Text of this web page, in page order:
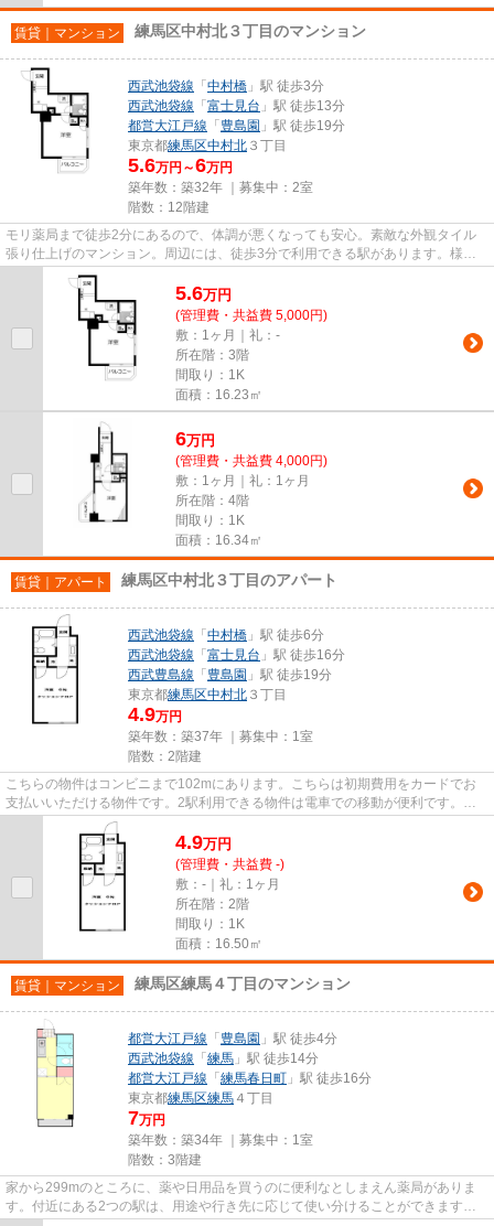
賃貸｜マンション 練馬区中村北３丁目のマンション
西武池袋線 「 中村橋 」駅 徒歩3分
西武池袋線 「 富士見台 」駅 徒歩13分
都営大江戸線 「 豊島園 」駅 徒歩19分
東京都練馬区中村北 ３丁目
5.6万円～6万円
築年数：築32年 ｜募集中： 2室
階数：12階建
モリ薬局まで徒歩2分にあるので、体調が悪くなっても安心。素敵な外観タイル
張り仕上げのマンション。周辺には、徒歩3分で利用できる駅があります。様々
な場所へのアクセスが便利にな...
5.6万円
(管理費・共益費 5,000円)
敷：1ヶ月｜礼：-
所在階：3階
間取り：1K
面積：16.23㎡
6万円
(管理費・共益費 4,000円)
敷：1ヶ月｜礼：1ヶ月
所在階：4階
間取り：1K
面積：16.34㎡
賃貸｜アパート 練馬区中村北３丁目のアパート
西武池袋線 「 中村橋 」駅 徒歩6分
西武池袋線 「 富士見台 」駅 徒歩16分
西武豊島線 「 豊島園 」駅 徒歩19分
東京都練馬区中村北 ３丁目
4.9万円
築年数：築37年 ｜募集中： 1室
階数：2階建
こちらの物件はコンビニまで102mにあります。こちらは初期費用をカードでお
支払いいただける物件です。2駅利用できる物件は電車での移動が便利です。こ
ちらの物件はアパートです。練馬...
4.9万円
(管理費・共益費 -)
敷：-｜礼：1ヶ月
所在階：2階
間取り：1K
面積：16.50㎡
賃貸｜マンション 練馬区練馬４丁目のマンション
都営大江戸線 「 豊島園 」駅 徒歩4分
西武池袋線 「 練馬 」駅 徒歩14分
都営大江戸線 「 練馬春日町 」駅 徒歩16分
東京都練馬区練馬 ４丁目
7万円
築年数：築34年 ｜募集中： 1室
階数：3階建
家から299mのところに、薬や日用品を買うのに便利なとしまえん薬局がありま
す。付近にある2つの駅は、用途や行き先に応じて使い分けることができます。